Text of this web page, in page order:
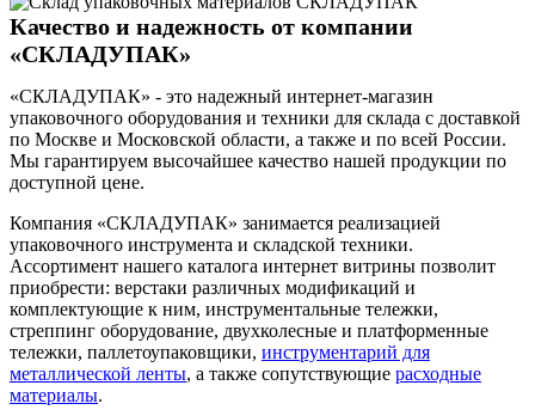
Качество и надежность от компании
«СКЛАДУПАК»
«СКЛАДУПАК» - это надежный интернет-магазин
упаковочного оборудования и техники для склада с доставкой
по Москве и Московской области, а также и по всей России.
Мы гарантируем высочайшее качество нашей продукции по
доступной цене.
Компания «СКЛАДУПАК» занимается реализацией
упаковочного инструмента и складской техники.
Ассортимент нашего каталога интернет витрины позволит
приобрести: верстаки различных модификаций и
комплектующие к ним, инструментальные тележки,
стреппинг оборудование, двухколесные и платформенные
тележки, паллетоупаковщики, инструментарий для
металлической ленты, а также сопутствующие расходные
материалы.